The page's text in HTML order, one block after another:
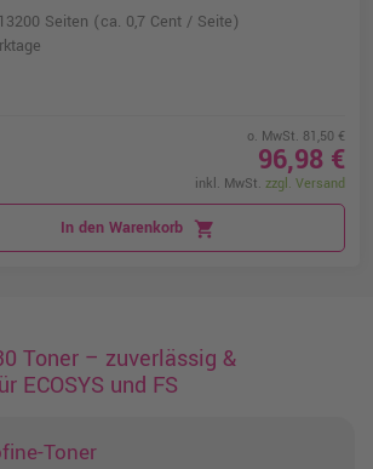
Seiten (ca. 0,7 Cent / Seite)
o. MwSt. 81,50 €
96,98 €
inkl. MwSt. zzgl. Versand
In den Warenkorb shopping_cart
Toner – zuverlässig &
ECOSYS und FS
Toner